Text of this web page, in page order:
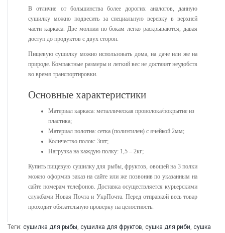
В отличие от большинства более дорогих аналогов, данную
сушилку можно подвесить за специальную веревку в верхней
части каркаса. Две молнии по бокам легко раскрываются, давая
доступ до продуктов с двух сторон.
Пищевую сушилку можно использовать дома, на даче или же на
природе. Компактные размеры и легкий вес не доставят неудобств
во время транспортировки.
Основные характеристики
Материал каркаса: металлическая проволока/покрытие из
пластика;
Материал полотна: сетка (полиэтилен) с ячейкой 2мм;
Количество полок: 3шт;
Нагрузка на каждую полку: 1,5 – 2кг;
Купить пищевую сушилку для рыбы, фруктов, овощей на 3 полки
можно оформив заказ на сайте или же позвонив по указанным на
сайте номерам телефонов. Доставка осуществляется курьерскими
службами Новая Почта и УкрПочта. Перед отправкой весь товар
проходит обязательную проверку на целостность.
Теги: сушилка для рыбы, сушилка для фруктов, сушка для риби, сушка